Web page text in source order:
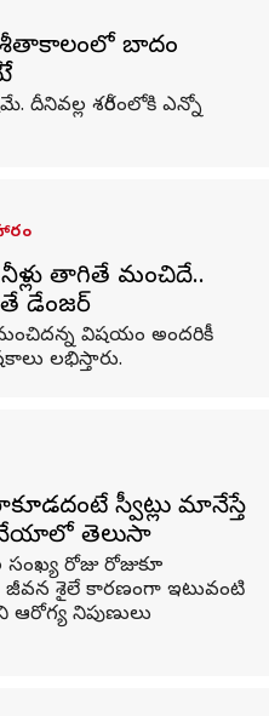
శీతాకాలంలో బాదం
దీనివల్ల శరీరంలోకి ఎన్నో
తాగితే మంచిదే..
డేంజర్
విషయం అందరికీ
లభిస్తారు.
స్వీట్లు మానేస్తే
తెలుసా
రోజు రోజుకూ
జీవన శైలే కారణంగా ఇటువంటి
నిపుణులు